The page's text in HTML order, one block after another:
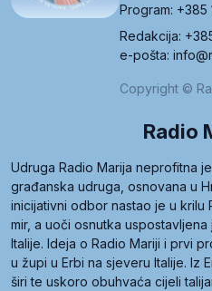
Program:
Redakcija:
e-pošta:
Copyright ©
Radio
Udruga Radio Marija neprofitna
građanska udruga, osnovana u
inicijativni odbor nastao je u
mir, a uoči osnutka
Italije. Ideja o Radio Mariji i prvi
u župi u Erbi na sjeveru Italije. Iz
širi te uskoro obuhvaća cijeli